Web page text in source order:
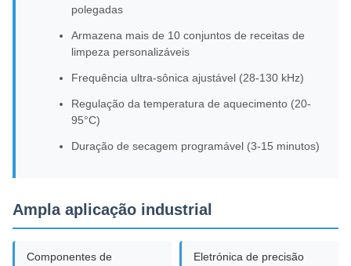
polegadas
Armazena mais de 10 conjuntos de receitas de
limpeza personalizáveis
Frequência ultra-sônica ajustável (28-130 kHz)
Regulação da temperatura de aquecimento (20-
95°C)
Duração de secagem programável (3-15 minutos)
Ampla aplicação industrial
Componentes de
Eletrónica de precisão